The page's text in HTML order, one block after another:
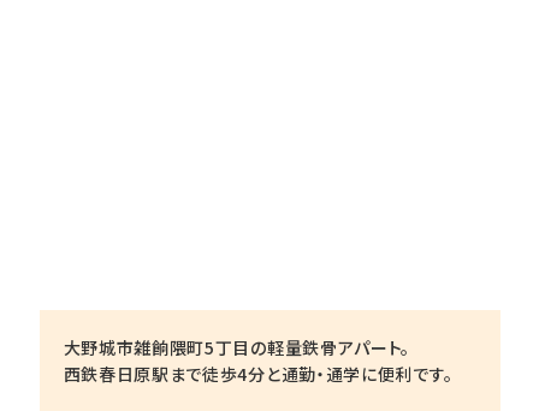
大野城市雑餉隈町5丁目の軽量鉄骨アパート。
西鉄春日原駅まで徒歩4分と通勤・通学に便利です。